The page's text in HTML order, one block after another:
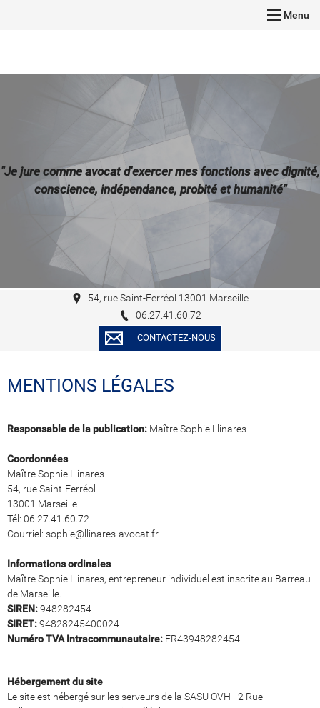
Menu
"Je jure comme avocat d'exercer mes fonctions avec dignité,
conscience, indépendance, probité et humanité"
54, rue Saint-Ferréol 13001 Marseille
06.27.41.60.72
CONTACTEZ-NOUS
MENTIONS LÉGALES
Responsable de la publication: Maître Sophie Llinares
Coordonnées
Maître Sophie Llinares
54, rue Saint-Ferréol
13001 Marseille
Tél: 06.27.41.60.72
Courriel: sophie@llinares-avocat.fr
Informations ordinales
Maître Sophie Llinares, entrepreneur individuel est inscrite au Barreau
de Marseille.
SIREN:948282454
SIRET:94828245400024
Numéro TVA Intracommunautaire: FR43948282454
Hébergement du site
Le site est hébergé sur les serveurs de la SASU OVH - 2 Rue